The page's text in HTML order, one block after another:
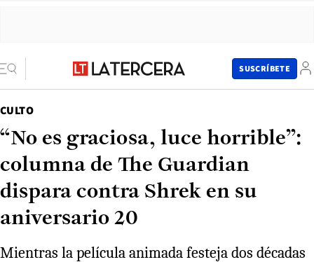
SUSCRÍBETE
CULTO
“No es graciosa, luce horrible”:
columna de The Guardian
dispara contra Shrek en su
aniversario 20
Mientras la película animada festeja dos décadas